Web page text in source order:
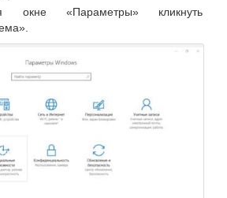
окне «Параметры» кликнуть